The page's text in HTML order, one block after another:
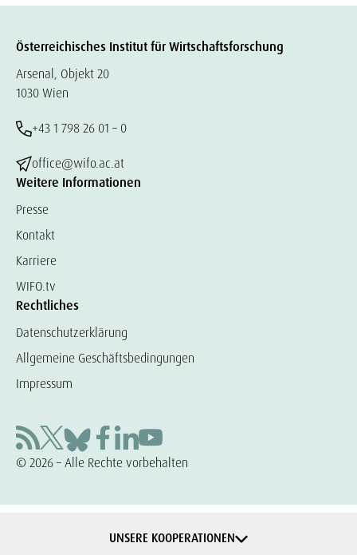
Österreichisches Institut für Wirtschaftsforschung
Arsenal, Objekt 20
1030 Wien
+43 1 798 26 01 – 0
office@wifo.ac.at
Weitere Informationen
Presse
Kontakt
Karriere
WIFO.tv
Rechtliches
Datenschutzerklärung
Allgemeine Geschäftsbedingungen
Impressum
© 2026 – Alle Rechte vorbehalten
UNSERE KOOPERATIONEN